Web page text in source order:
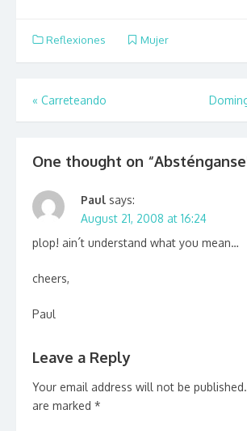
Reflexiones Mujer
Post navigation
« Carreteando
One thought on “
Paul says:
August 21, 2008 at 16:24
plop! ain´t understand what you mean…
cheers,
Paul
Leave a Reply
Your email address will not be published.
are marked *